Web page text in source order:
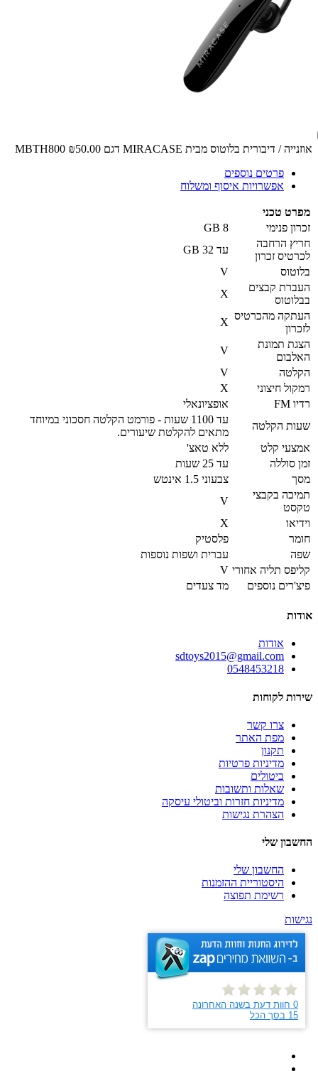
אוזנייה / דיבורית בלוטוס מבית MIRACASE דגם MBTH800
₪50.00
פרטים נוספים
אפשרויות איסוף ומשלוח
מפרט טכני
זכרון פנימי
8 GB
חריץ הרחבה
לכרטיס זכרון
עד 32 GB
בלוטוס
V
העברת קבצים
בבלוטוס
X
העתקה מהכרטיס
לזכרון
X
הצגת תמונת
האלבום
V
הקלטה
V
רמקול חיצוני
X
רדיו FM
אופציונאלי
שעות הקלטה
עד 1100 שעות - פורמט הקלטה חסכוני במיוחד
מתאים להקלטת שיעורים.
אמצעי קלט
ללא טאצ'
זמן סוללה
עד 25 שעות
מסך
צבעוני 1.5 אינטש
תמיכה בקבצי
טקסט
V
וידיאו
X
חומר
פלסטיק
שפה
עברית ושפות נוספות
קליפס תליה אחורי V
פיצ'רים נוספים
מד צעדים
אודות
אודות
sdtoys2015@gmail.com
0548453218
שירות לקוחות
צרו קשר
מפת האתר
תקנון
מדיניות פרטיות
ביטולים
שאלות ותשובות
מדיניות חזרות וביטולי עיסקה
הצהרת נגישות
החשבון שלי
החשבון שלי
היסטוריית ההזמנות
רשימת תפוצה
נגישות